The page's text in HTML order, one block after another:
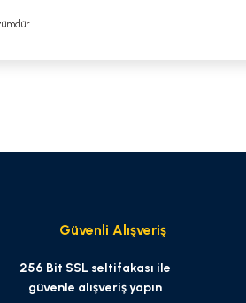
Güvenli Alışveriş
256 Bit SSL seltifakası ile
güvenle alışveriş yapın